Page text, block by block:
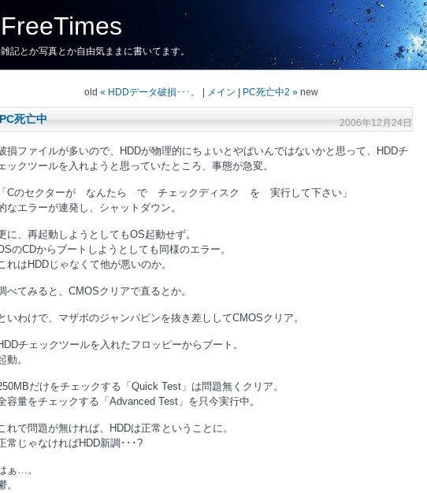
FreeTimes
雑記とか写真とか自由気ままに書いてます。
old « HDDデータ破損･･･。 メイン PC死亡中2 »new
PC死亡中 2006年12月24日
損ファイルが多いので、HDDが物理的にちょいとやばいんではないかと思って、HDDチ
ックツールを入れようと思っていたところ、事態が急変。
「Cのセクターが なんたら で チェックディスク を 実行して下さい」
なエラーが連発し、シャットダウン。
に、再起動しようとしてもOS起動せず。
のCDからブートしようとしても同様のエラー。
れはHDDじゃなくて他が悪いのか。
べてみると、CMOSクリアで直るとか。
いわけで、マザボのジャンパピンを抜き差ししてCMOSクリア。
チェックツールを入れたフロッピーからブート。
動。
だけをチェックする「Quick Test」は問題無くクリア。
容量をチェックする「Advanced Test」を只今実行中。
れで問題が無ければ、HDDは正常ということに。
常じゃなければHDD新調･･･?
ぁ…。
。